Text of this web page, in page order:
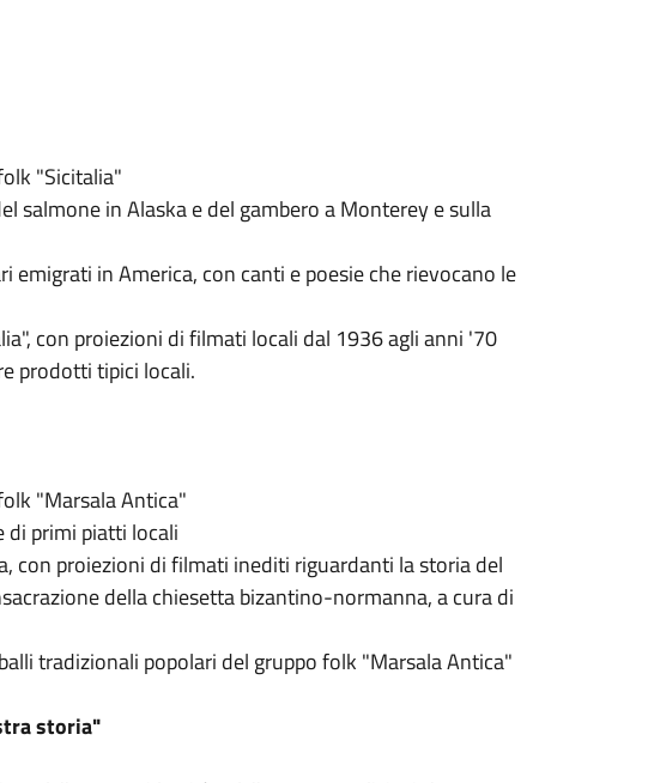
"Sicitalia"
salmone in Alaska e del gambero a Monterey e sulla
in America, con canti e poesie che rievocano le
con proiezioni di filmati locali dal 1936 agli anni '70
prodotti tipici locali.
"Marsala Antica"
di primi piatti locali
con proiezioni di filmati inediti riguardanti la storia del
della chiesetta bizantino-normanna, a cura di
tradizionali popolari del gruppo folk "Marsala Antica"
storia"